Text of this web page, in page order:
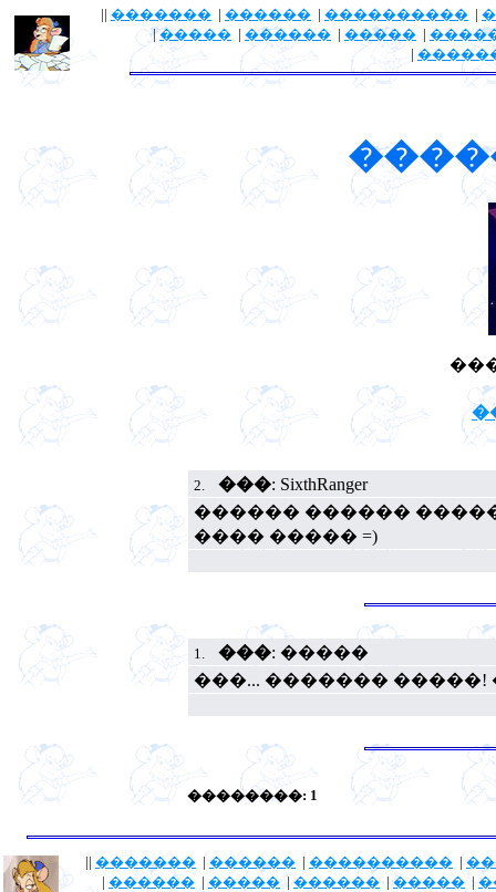
|| ������� | ������ | ���������� |
|����� | ������ | ����� |
|
2. ���: SixthRanger
������ ������
���� ����� =)
1. ���: �����
���... ������� �����!
��������: 1
|| ������� | ������ | ���������� |
| ������ | �����|������|����� |